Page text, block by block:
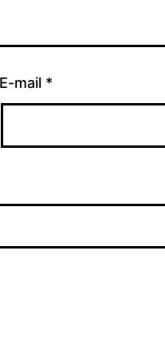
E-mail *